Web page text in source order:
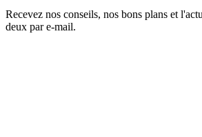
Recevez nos conseils, nos bons plans et
deux par e-mail.